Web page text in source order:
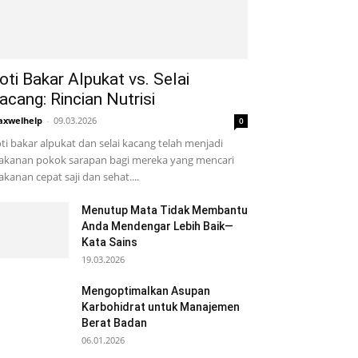
Bakar Alpukat vs. Selai
Rincian Nutrisi
- 09.03.2026 0
bakar alpukat dan selai kacang telah menjadi
pokok sarapan bagi mereka yang mencari
cepat saji dan sehat....
Menutup Mata Tidak Membantu
Anda Mendengar Lebih Baik—
Kata Sains
19.03.2026
Mengoptimalkan Asupan
Karbohidrat untuk Manajemen
Berat Badan
06.01.2026